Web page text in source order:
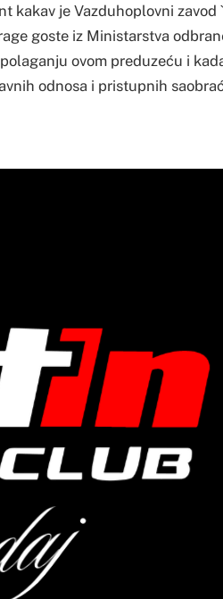
kakav je Vazduhoplovni zavod
goste iz Ministarstva
ovom preduzeću i
odnosa i pristupnih